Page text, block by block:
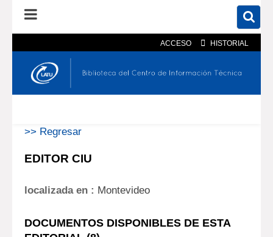
ACCESO HISTORIAL
En el catálogo En el sitio
>> Regresar
EDITOR CIU
localizada en : Montevideo
DOCUMENTOS DISPONIBLES DE ESTA